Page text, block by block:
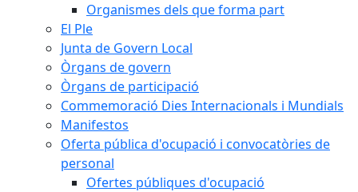
Organismes dels que forma part
El Ple
Junta de Govern Local
Òrgans de govern
Òrgans de participació
Commemoració Dies Internacionals i Mundials
Manifestos
Oferta pública d'ocupació i convocatòries de
personal
Ofertes públiques d'ocupació